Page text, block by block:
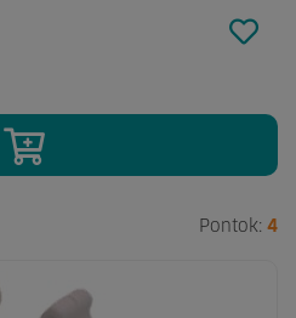
Pontok: 4